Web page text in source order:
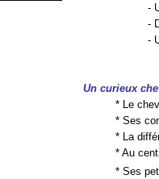
-
-
-
Un curieux
* Le
* Ses
* La
* Au
* Ses